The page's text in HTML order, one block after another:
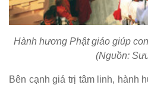
Hành hương Phật giáo giúp
(Nguồn:
Bên cạnh giá trị tâm linh, hành